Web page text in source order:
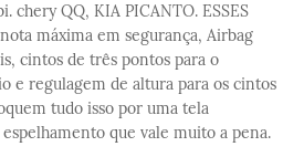
chery QQ, KIA PICANTO. ESSES
máxima em segurança, Airbag
cintos de três pontos para o
e regulagem de altura para os cintos
tudo isso por uma tela
que vale muito a pena.